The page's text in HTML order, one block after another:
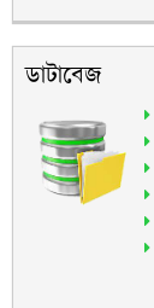
ডাটাবেজ